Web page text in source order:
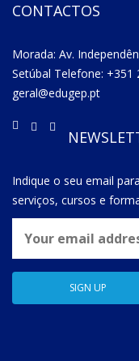
CONTACTOS
Morada: Av.
Setúbal Telefone: +351
geral@edugep.pt
Indique o seu email
serviços, cursos e